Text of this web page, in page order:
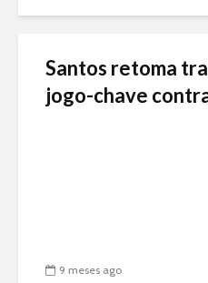
Santos retoma
jogo-chave
9 meses ago